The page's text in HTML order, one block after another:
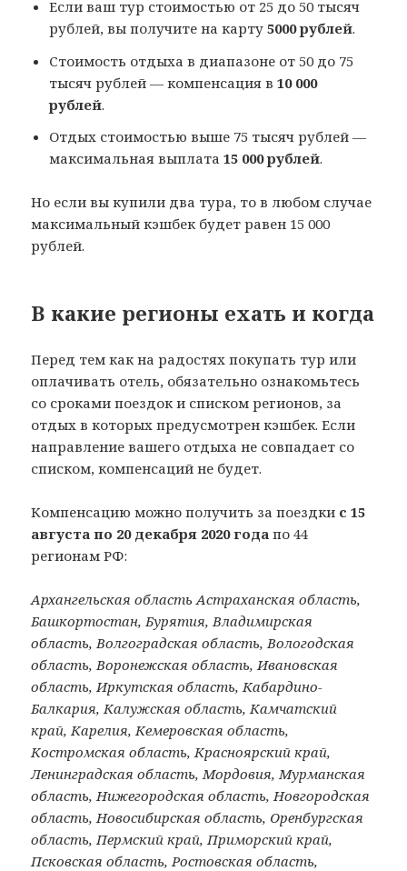
Если ваш тур стоимостью от 25 до 50 тысяч
рублей, вы получите на карту5000 рублей.
Стоимость отдыха в диапазоне от 50 до 75
тысяч рублей — компенсация в10 000
рублей.
Отдых стоимостью выше 75 тысяч рублей —
максимальная выплата15 000 рублей.
Но если вы купили два тура, то в любом случае
максимальный кэшбек будет равен 15 000
рублей.
В какие регионы ехать и когда
Перед тем как на радостях покупать тур или
оплачивать отель, обязательно ознакомьтесь
со сроками поездок и списком регионов, за
отдых в которых предусмотрен кэшбек. Если
направление вашего отдыха не совпадает со
списком, компенсаций не будет.
Компенсацию можно получить за поездки с 15
августа по 20 декабря 2020 года по 44
регионам РФ:
Архангельская область Астраханская область,
Башкортостан, Бурятия, Владимирская
область, Волгоградская область, Вологодская
область, Воронежская область, Ивановская
область, Иркутская область, Кабардино-
Балкария, Калужская область, Камчатский
край, Карелия, Кемеровская область,
Костромская область, Красноярский край,
Ленинградская область, Мордовия, Мурманская
область, Нижегородская область, Новгородская
область, Новосибирская область, Оренбургская
область, Пермский край, Приморский край,
Псковская область, Ростовская область,